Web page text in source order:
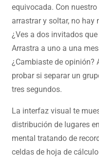
equivocada. Con
arrastrar y soltar, no hay
¿Ves a dos invitados
Arrastra a uno a una
¿Cambiaste de opinión?
probar si separar un
tres segundos.
La interfaz visual te
distribución de lugares
mental tratando de
celdas de hoja de